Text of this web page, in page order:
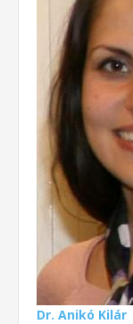
Dr. Anikó Kilár